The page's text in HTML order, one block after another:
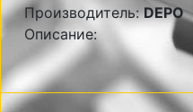
Производитель:DEPO
Описание: